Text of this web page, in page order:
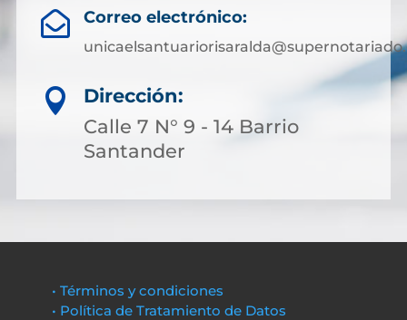
 Correo electrónico:

Dirección:
Calle 7 N° 9 - 14 Barrio
Santander
• Términos y condiciones
• Política de Tratamiento de Datos